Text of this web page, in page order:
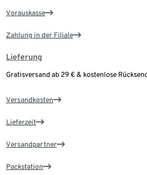
Vorauskasse
Zahlung in der Filiale
Lieferung
Gratisversand ab 29 € & kostenlose
Versandkosten
Lieferzeit
Versandpartner
Packstation